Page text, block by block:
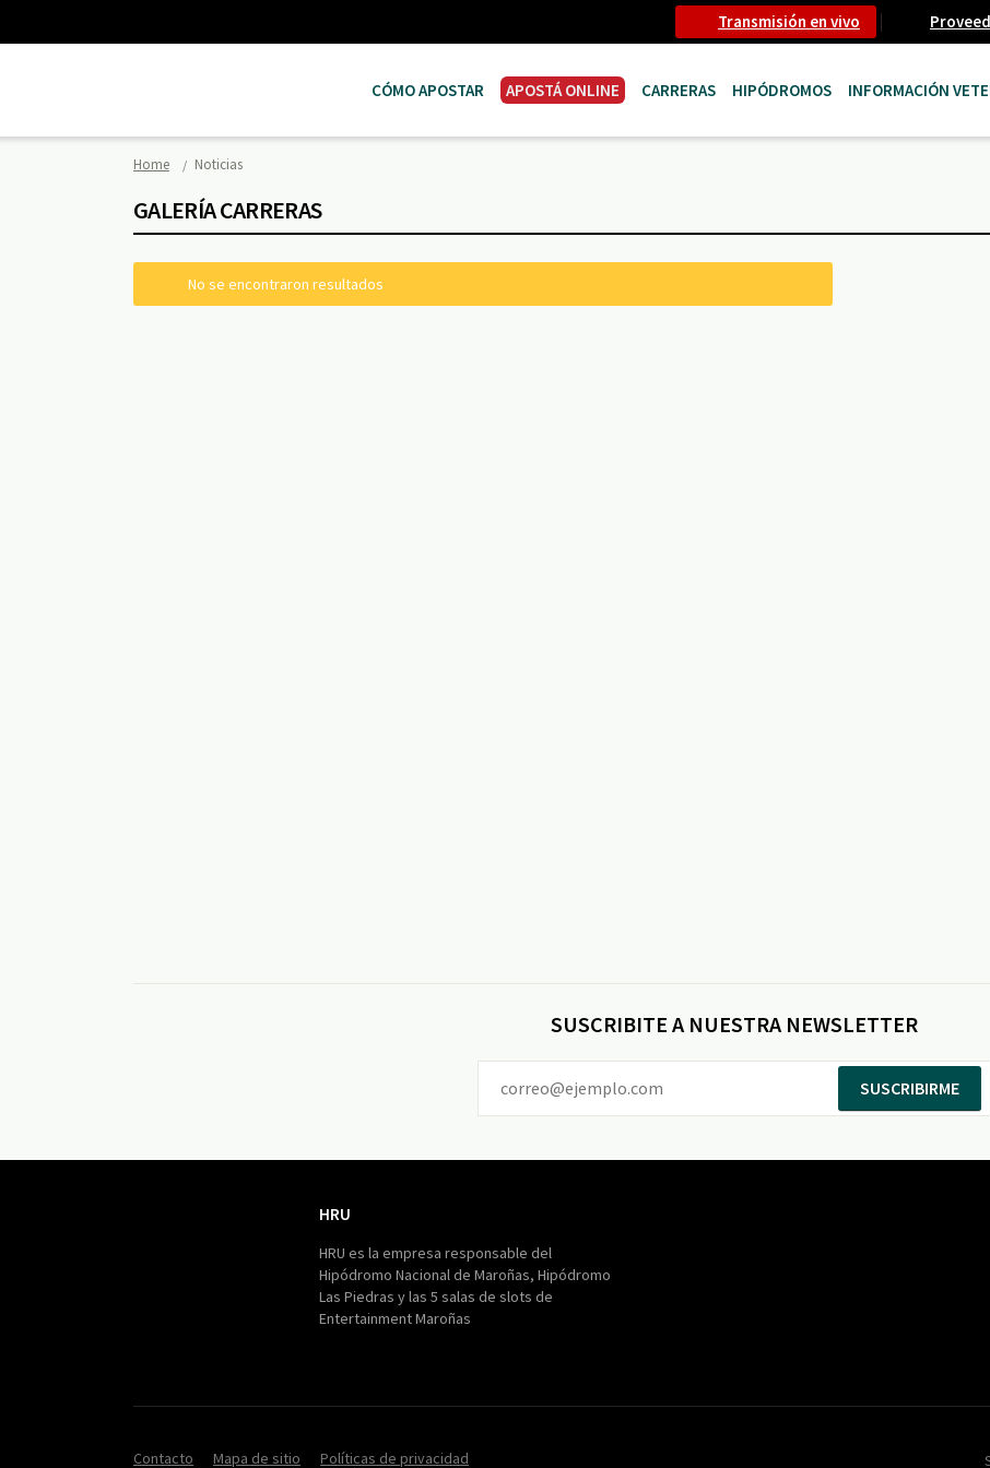
Transmisión en vivo
CÓMO APOSTAR APOSTÁ ONLINE CARRERAS HIPÓDROMOS INFORMACIÓN
Home Noticias
GALERÍA CARRERAS
No se encontraron resultados
SUSCRIBITE A NUESTRA NEWSLETTER
SUSCRIBIRME
HRU
HRU es la empresa responsable del
Hipódromo Nacional de Maroñas, Hipódromo
Las Piedras y las 5 salas de slots de
Entertainment Maroñas
Contacto Mapa de sitio Políticas de privacidad